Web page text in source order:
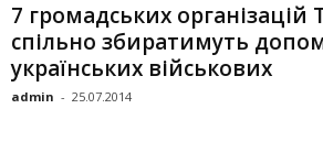
7 громадських організацій
спільно збиратимуть
українських військових
admin - 25.07.2014